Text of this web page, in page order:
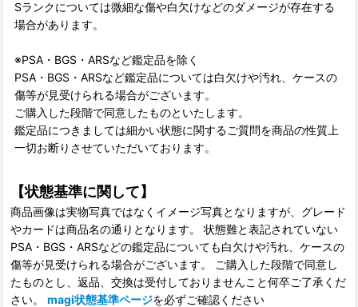
Sランクについては微細な傷や白欠けなどのダメージが存在する
場合があります。
※PSA・BGS・ARSなど鑑定品を除く
PSA・BGS・ARSなど鑑定品については白欠けや汚れ、ケースの
傷等が見受けられる場合がございます。
ご購入した段階で同意したものといたします。
鑑定品につきましては細かい状態に関するご質問を商品の性質上
一切お断りさせていただいております。
【状態基準に関して】
商品画像は実物写真ではなくイメージ写真となりますが、グレード
やカードは商品名の通りとなります。 状態難と表記されていない
PSA・BGS・ARSなどの鑑定品についても白欠けや汚れ、ケースの
傷等が見受けられる場合がございます。 ご購入した段階で同意し
たものとし、返品、交換は受付しておりませんこと何卒ご了承くだ
さい。 magi状態基準ページを必ずご確認ください